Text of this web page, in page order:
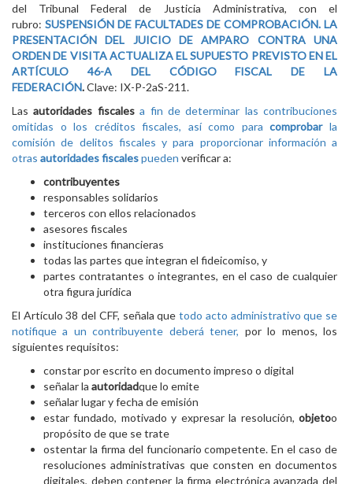
del Tribunal Federal de Justicia Administrativa, con el
rubro: SUSPENSIÓN DE FACULTADES DE COMPROBACIÓN. LA
PRESENTACIÓN DEL JUICIO DE AMPARO CONTRA UNA
ORDEN DE VISITA ACTUALIZA EL SUPUESTO PREVISTO EN EL
ARTÍCULO 46-A DEL CÓDIGO FISCAL DE LA
FEDERACIÓN.Clave: IX-P-2aS-211.
Lasautoridades fiscales a fin de determinar las contribuciones
omitidas o los créditos fiscales, así como paracomprobarla
comisión de delitos fiscales y para proporcionar información a
otras autoridades fiscalespueden verificar a:
contribuyentes
responsables solidarios
terceros con ellos relacionados
asesores fiscales
instituciones financieras
todas las partes que integran el fideicomiso, y
partes contratantes o integrantes, en el caso de cualquier
otra figura jurídica
El Artículo 38 del CFF, señala quetodo acto administrativo que se
notifique a un contribuyente deberá tener, por lo menos, los
siguientes requisitos:
constar por escrito en documento impreso o digital
señalar la autoridadque lo emite
señalar lugar y fecha de emisión
estar fundado, motivado y expresar la resolución, objetoo
propósito de que se trate
ostentar la firma del funcionario competente. En el caso de
resoluciones administrativas que consten en documentos
digitales, deben contener la firma electrónica avanzada del